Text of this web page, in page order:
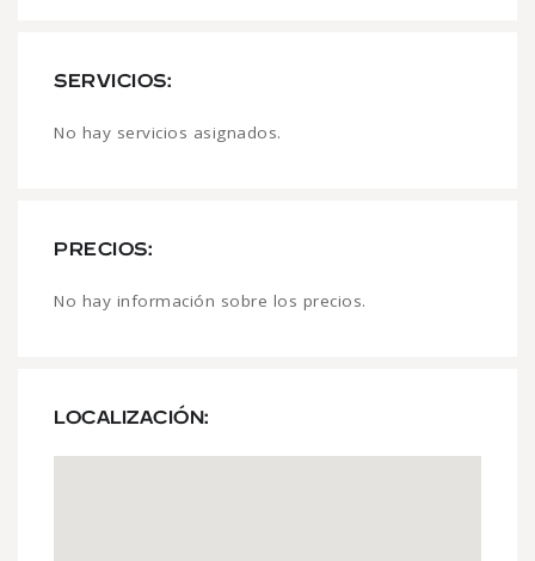
SERVICIOS:
No hay servicios asignados.
PRECIOS:
No hay información sobre los precios.
LOCALIZACIÓN: